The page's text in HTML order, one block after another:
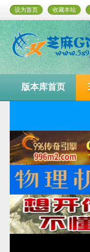
设为首页 收藏本站
版本库首页